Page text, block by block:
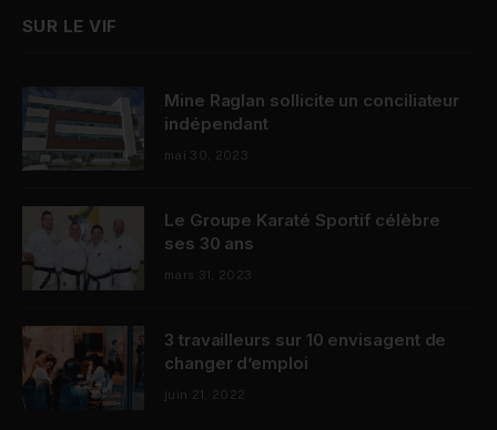
SUR LE VIF
Mine Raglan sollicite un conciliateur
indépendant
mai 30, 2023
Le Groupe Karaté Sportif célèbre
ses 30 ans
mars 31, 2023
3 travailleurs sur 10 envisagent de
changer d’emploi
juin 21, 2022